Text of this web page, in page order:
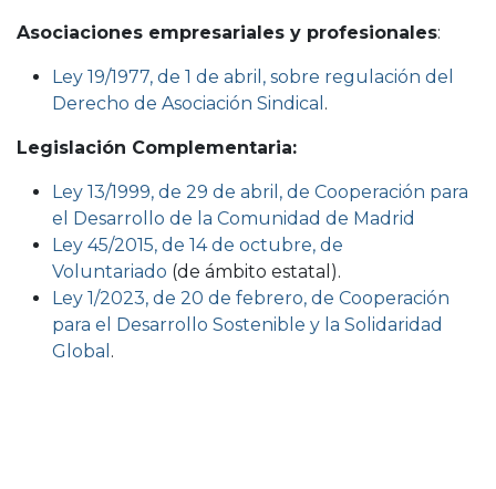
Asociaciones empresariales y profesionales:
Ley 19/1977, de 1 de abril, sobre regulación del
Derecho de Asociación Sindical .
Legislación Complementaria:
Ley 13/1999, de 29 de abril, de Cooperación para
el Desarrollo de la Comunidad de Madrid
Ley 45/2015, de 14 de octubre, de
Voluntariado (de ámbito estatal).
Ley 1/2023, de 20 de febrero, de Cooperación
para el Desarrollo Sostenible y la Solidaridad
Global .